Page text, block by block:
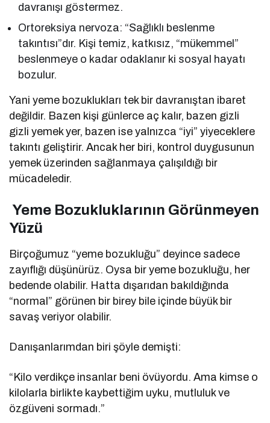
davranışı göstermez.
Ortoreksiya nervoza: “Sağlıklı beslenme
takıntısı”dır. Kişi temiz, katkısız, “mükemmel”
beslenmeye o kadar odaklanır ki sosyal hayatı
bozulur.
Yani yeme bozuklukları tek bir davranıştan ibaret
değildir. Bazen kişi günlerce aç kalır, bazen gizli
gizli yemek yer, bazen ise yalnızca “iyi” yiyeceklere
takıntı geliştirir. Ancak her biri, kontrol duygusunun
yemek üzerinden sağlanmaya çalışıldığı bir
mücadeledir.
Yeme Bozukluklarının Görünmeyen
Yüzü
Birçoğumuz “yeme bozukluğu” deyince sadece
zayıflığı düşünürüz. Oysa bir yeme bozukluğu, her
bedende olabilir. Hatta dışarıdan bakıldığında
“normal” görünen bir birey bile içinde büyük bir
savaş veriyor olabilir.
Danışanlarımdan biri şöyle demişti:
“Kilo verdikçe insanlar beni övüyordu. Ama kimse o
kilolarla birlikte kaybettiğim uyku, mutluluk ve
özgüveni sormadı.”